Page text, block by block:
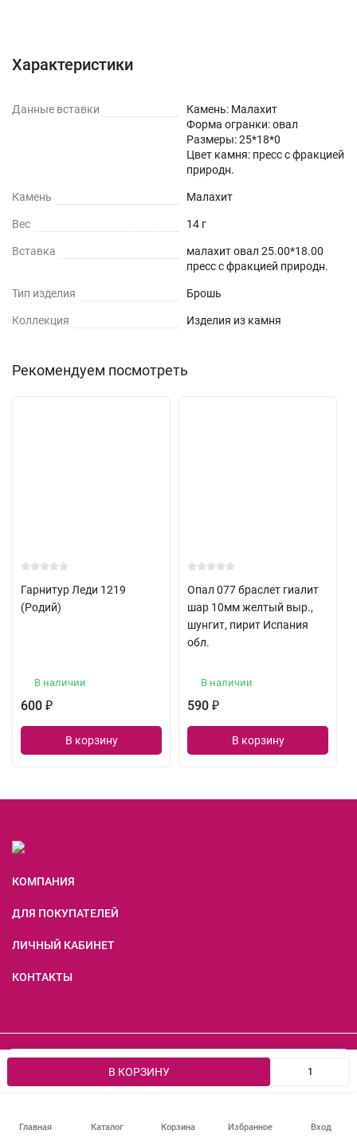
В КОРЗИНУ
Характеристики
Данные вставки
Камень: Малахит
Форма огранки: овал
Размеры: 25*18*0
Цвет камня: пресс с фракцией
природн.
Камень Малахит
Вес 14 г
Вставка
малахит овал 25.00*18.00
пресс с фракцией природн.
Тип изделия Брошь
Коллекция Изделия из камня
Рекомендуем посмотреть
Гарнитур Леди 1219
(Родий)
В наличии
600 ₽
В корзину
Опал 077 браслет гиалит
шар 10мм желтый выр.,
шунгит, пирит Испания
обл.
В наличии
590 ₽
В корзину
КОМПАНИЯ
ДЛЯ ПОКУПАТЕЛЕЙ
ЛИЧНЫЙ КАБИНЕТ
КОНТАКТЫ
Главная Каталог Корзина Избранное Вход